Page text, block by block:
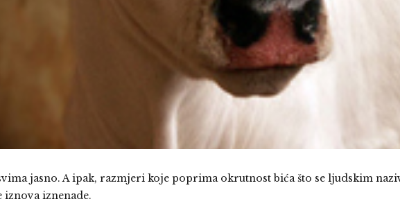
jasno. A ipak, razmjeri koje poprima okrutnost bića što se ljudskim
iznenade.